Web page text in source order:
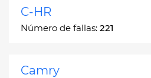
C-HR
Número de fallas: 221
Camry